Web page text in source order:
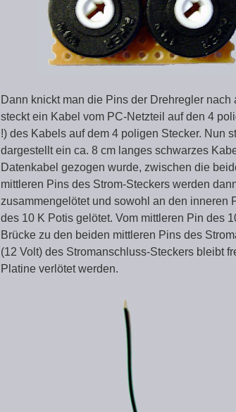
Dann knickt man die Pins der Drehregler
steckt ein Kabel vom PC-Netzteil auf den 4
!) des Kabels auf dem 4 poligen Stecker. Nun
dargestellt ein ca. 8 cm langes schwarzes
Datenkabel gezogen wurde, zwischen die
mittleren Pins des Strom-Steckers werden
zusammengelötet und sowohl an den inneren
des 10 K Potis gelötet. Vom mittleren Pin des
Brücke zu den beiden mittleren Pins des
(12 Volt) des Stromanschluss-Steckers bleibt
Platine verlötet werden.